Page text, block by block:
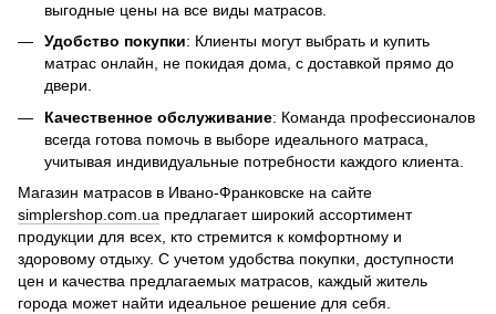
выгодные цены на все виды матрасов.
Удобство покупки: Клиенты могут выбрать и купить
матрас онлайн, не покидая дома, с доставкой прямо до
двери.
Качественное обслуживание: Команда профессионалов
всегда готова помочь в выборе идеального матраса,
учитывая индивидуальные потребности каждого клиента.
Магазин матрасов в Ивано-Франковске на сайте
simplershop.com.ua предлагает широкий ассортимент
продукции для всех, кто стремится к комфортному и
здоровому отдыху. С учетом удобства покупки, доступности
цен и качества предлагаемых матрасов, каждый житель
города может найти идеальное решение для себя.